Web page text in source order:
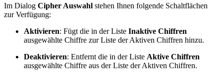
Im Dialog Cipher Auswahl stehen Ihnen folgende Schaltflächen
zur Verfügung:
Aktivieren: Fügt die in der Liste Inaktive Chiffren
ausgewählte Chiffre zur Liste der Aktiven Chiffren hinzu.
Deaktivieren: Entfernt die in der Liste Aktive Chiffren
ausgewählte Chiffre aus der Liste der Aktiven Chiffren.